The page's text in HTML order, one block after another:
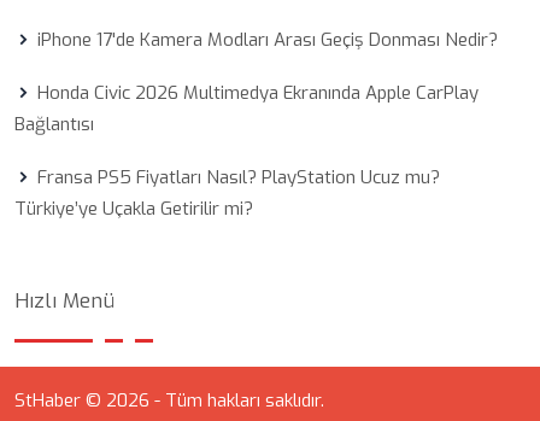
iPhone 17'de Kamera Modları Arası Geçiş Donması Nedir?
Honda Civic 2026 Multimedya Ekranında Apple CarPlay
Bağlantısı
Fransa PS5 Fiyatları Nasıl? PlayStation Ucuz mu?
Türkiye’ye Uçakla Getirilir mi?
Hızlı Menü
StHaber © 2026 - Tüm hakları saklıdır.